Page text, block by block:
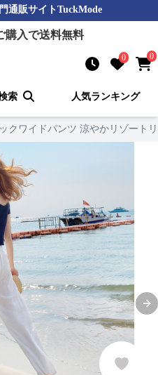
通販サイトTuckMode
購入で送料無料
0 0
索 人気ランキング
クワイドパンツ 涼やかリゾート